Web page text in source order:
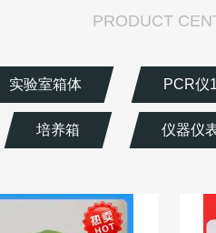
PRODUCT
实验室箱体 PCR仪1
培养箱 仪器仪